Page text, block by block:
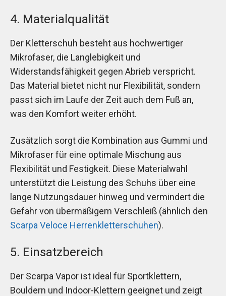
4. Materialqualität
Der Kletterschuh besteht aus hochwertiger
Mikrofaser, die Langlebigkeit und
Widerstandsfähigkeit gegen Abrieb verspricht.
Das Material bietet nicht nur Flexibilität, sondern
passt sich im Laufe der Zeit auch dem Fuß an,
was den Komfort weiter erhöht.
Zusätzlich sorgt die Kombination aus Gummi und
Mikrofaser für eine optimale Mischung aus
Flexibilität und Festigkeit. Diese Materialwahl
unterstützt die Leistung des Schuhs über eine
lange Nutzungsdauer hinweg und vermindert die
Gefahr von übermäßigem Verschleiß (ähnlich den
Scarpa Veloce Herrenkletterschuhen).
5. Einsatzbereich
Der Scarpa Vapor ist ideal für Sportklettern,
Bouldern und Indoor-Klettern geeignet und zeigt